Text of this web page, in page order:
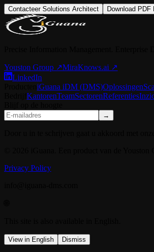
Contacteer Solutions Architect Download PDF
Youston Group ↗MiraKnows.ai ↗
LinkedIn
iGuana iDM (DMS)Oplossingen
KantorenTeamSectorenReferenties
→
Privacy Policy
View in English Dismiss